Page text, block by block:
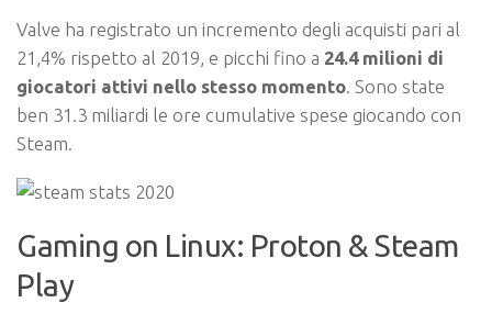
Valve ha registrato un incremento degli acquisti pari al
21,4% rispetto al 2019, e picchi fino a 24.4 milioni di
giocatori attivi nello stesso momento. Sono state
ben 31.3 miliardi le ore cumulative spese giocando con
Steam.
Gaming on Linux: Proton & Steam
Play